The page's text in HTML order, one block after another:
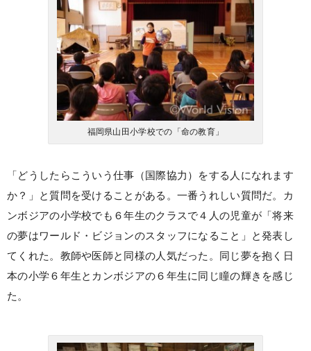
福岡県山田小学校での「命の教育」
「どうしたらこういう仕事（国際協力）をする人になれます
か？」と質問を受けることがある。一番うれしい質問だ。カ
ンボジアの小学校でも６年生のクラスで４人の児童が「将来
の夢はワールド・ビジョンのスタッフになること」と発表し
てくれた。教師や医師と同様の人気だった。同じ夢を抱く日
本の小学６年生とカンボジアの６年生に同じ瞳の輝きを感じ
た。